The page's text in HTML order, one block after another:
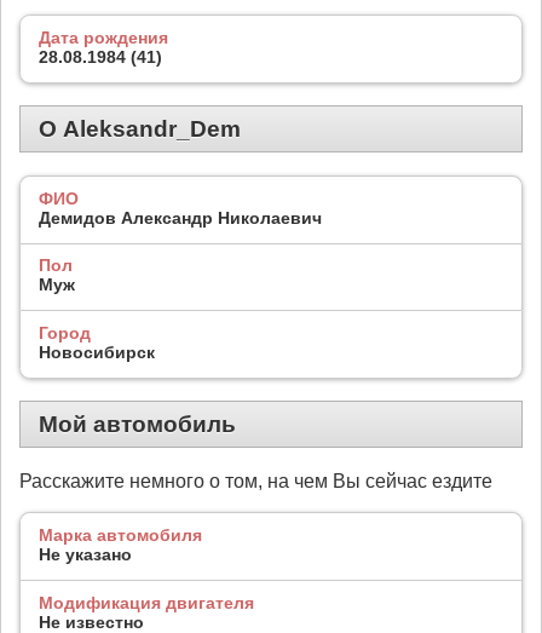
Дата рождения
28.08.1984 (41)
О Aleksandr_Dem
ФИО
Демидов Александр Николаевич
Пол
Муж
Город
Новосибирск
Мой автомобиль
Расскажите немного о том, на чем Вы сейчас ездите
Марка автомобиля
Не указано
Модификация двигателя
Не известно